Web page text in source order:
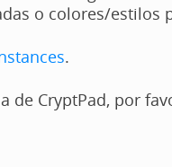
o colores/estilos
.
de CryptPad, por